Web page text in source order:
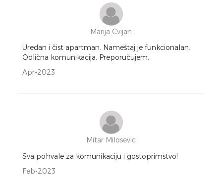
Marija Cvijan
Uredan i čist apartman. Nameštaj je funkcionalan.
Odlična komunikacija. Preporučujem.
Apr-2023
Mitar Milosevic
Sva pohvale za komunikaciju i gostoprimstvo!
Feb-2023